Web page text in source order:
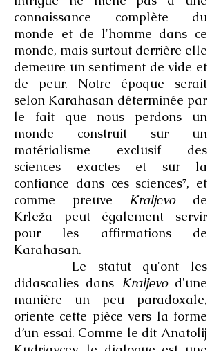
connaissance complète du
monde et de l'homme dans ce
monde, mais surtout derrière elle
demeure un sentiment de vide et
de peur. Notre époque serait
selon Karahasan déterminée par
le fait que nous perdons un
monde construit sur un
matérialisme exclusif des
sciences exactes et sur la
confiance dans ces sciences⁷, et
comme preuve Kraljevo de
Krleža peut également servir
pour les affirmations de
Karahasan.
Le statut qu'ont les
didascalies dans Kraljevod'une
manière un peu paradoxale,
oriente cette pièce vers la forme
d’un essai. Comme le dit Anatolij